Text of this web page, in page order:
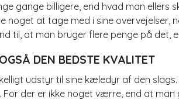
gange billigere, end hvad man ellers
noget at tage med i sine overvejelser,
til, at man bruger flere penge på det,
DEN BEDSTE KVALITET
udstyr til sine kæledyr af den
For der er ikke noget værre, end at